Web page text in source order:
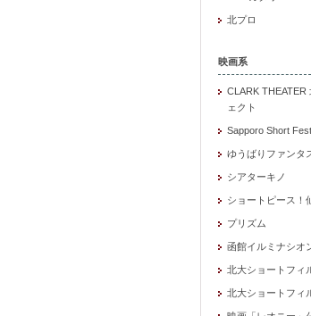
北プロ
映画系
CLARK THEATER
ェクト
Sapporo Short Fest
ゆうばりファンタ
シアターキノ
ショートピース！
プリズム
函館イルミナシオ
北大ショートフィ
北大ショートフィ